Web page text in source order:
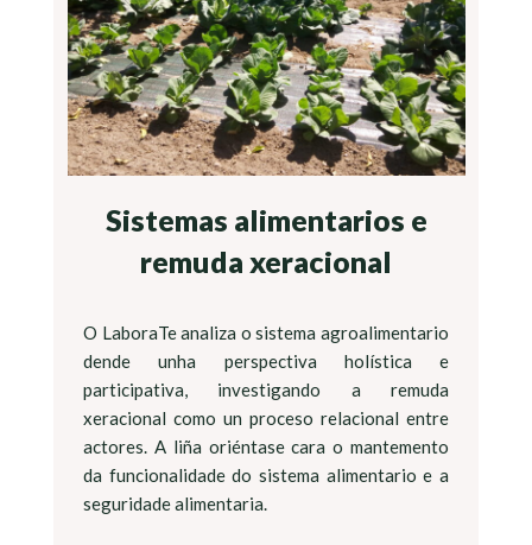
Sistemas alimentarios e
remuda xeracional
O LaboraTe analiza o sistema agroalimentario
dende unha perspectiva holística e
participativa, investigando a remuda
xeracional como un proceso relacional entre
actores. A liña oriéntase cara o mantemento
da funcionalidade do sistema alimentario e a
seguridade alimentaria.